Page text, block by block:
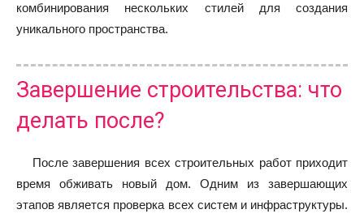
комбинирования нескольких стилей для создания
уникального пространства.
Завершение строительства: что
делать после?
После завершения всех строительных работ приходит
время обживать новый дом. Одним из завершающих
этапов является проверка всех систем и инфраструктуры.